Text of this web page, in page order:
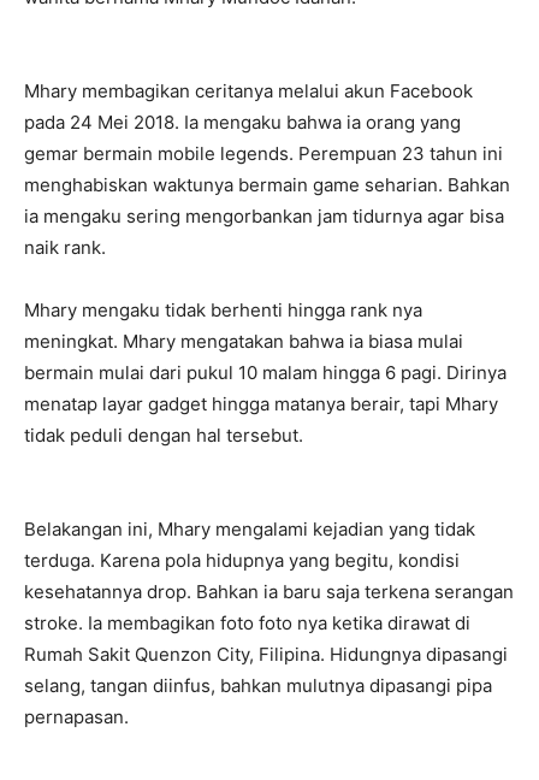
Mhary membagikan ceritanya melalui akun Facebook
pada 24 Mei 2018. Ia mengaku bahwa ia orang yang
gemar bermain mobile legends. Perempuan 23 tahun ini
menghabiskan waktunya bermain game seharian. Bahkan
ia mengaku sering mengorbankan jam tidurnya agar bisa
naik rank.
Mhary mengaku tidak berhenti hingga rank nya
meningkat. Mhary mengatakan bahwa ia biasa mulai
bermain mulai dari pukul 10 malam hingga 6 pagi. Dirinya
menatap layar gadget hingga matanya berair, tapi Mhary
tidak peduli dengan hal tersebut.
Belakangan ini, Mhary mengalami kejadian yang tidak
terduga. Karena pola hidupnya yang begitu, kondisi
kesehatannya drop. Bahkan ia baru saja terkena serangan
stroke. Ia membagikan foto foto nya ketika dirawat di
Rumah Sakit Quenzon City, Filipina. Hidungnya dipasangi
selang, tangan diinfus, bahkan mulutnya dipasangi pipa
pernapasan.